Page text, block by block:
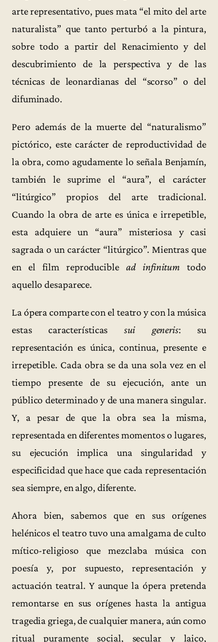
arte representativo, pues mata “el mito del arte
naturalista” que tanto perturbó a la pintura,
sobre todo a partir del Renacimiento y del
descubrimiento de la perspectiva y de las
técnicas de leonardianas del “scorso” o del
difuminado.
Pero además de la muerte del “naturalismo”
pictórico, este carácter de reproductividad de
la obra, como agudamente lo señala Benjamín,
también le suprime el “aura”, el carácter
“litúrgico” propios del arte tradicional.
Cuando la obra de arte es única e irrepetible,
esta adquiere un “aura” misteriosa y casi
sagrada o un carácter “litúrgico”. Mientras que
en el film reproducible ad infinitum todo
aquello desaparece.
La ópera comparte con el teatro y con la música
estas características sui generis: su
representación es única, continua, presente e
irrepetible. Cada obra se da una sola vez en el
tiempo presente de su ejecución, ante un
público determinado y de una manera singular.
Y, a pesar de que la obra sea la misma,
representada en diferentes momentos o lugares,
su ejecución implica una singularidad y
especificidad que hace que cada representación
sea siempre, en algo, diferente.
Ahora bien, sabemos que en sus orígenes
helénicos el teatro tuvo una amalgama de culto
mítico-religioso que mezclaba música con
poesía y, por supuesto, representación y
actuación teatral. Y aunque la ópera pretenda
remontarse en sus orígenes hasta la antigua
tragedia griega, de cualquier manera, aún como
ritual puramente social, secular y laico,